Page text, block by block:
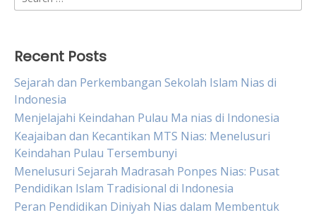
for:
Recent Posts
Sejarah dan Perkembangan Sekolah Islam Nias di
Indonesia
Menjelajahi Keindahan Pulau Ma nias di Indonesia
Keajaiban dan Kecantikan MTS Nias: Menelusuri
Keindahan Pulau Tersembunyi
Menelusuri Sejarah Madrasah Ponpes Nias: Pusat
Pendidikan Islam Tradisional di Indonesia
Peran Pendidikan Diniyah Nias dalam Membentuk